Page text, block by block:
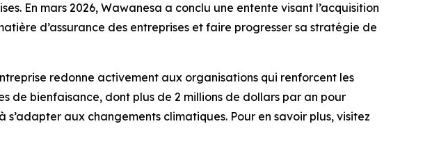
En mars 2026, Wawanesa a conclu une entente visant l’acquisition
d’assurance des entreprises et faire progresser sa stratégie de
redonne activement aux organisations qui renforcent les
de bienfaisance, dont plus de 2 millions de dollars par an pour
aux changements climatiques. Pour en savoir plus, visitez